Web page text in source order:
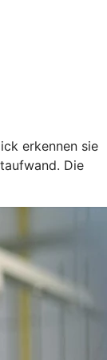
erkennen sie
Die